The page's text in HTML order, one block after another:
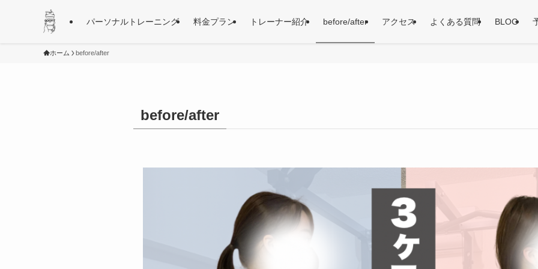
パーソナルトレーニング 料金プラン トレーナー紹介 before/after アクセス よくある質問 BLOG
ホーム before/after
before/after